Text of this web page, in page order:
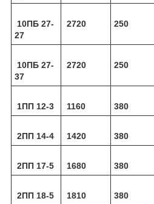
10ПБ 27-
27
2720 250
10ПБ 27-
37
2720 250
1ПП 12-3 1160 380
2ПП 14-4 1420 380
2ПП 17-5 1680 380
2ПП 18-5 1810 380